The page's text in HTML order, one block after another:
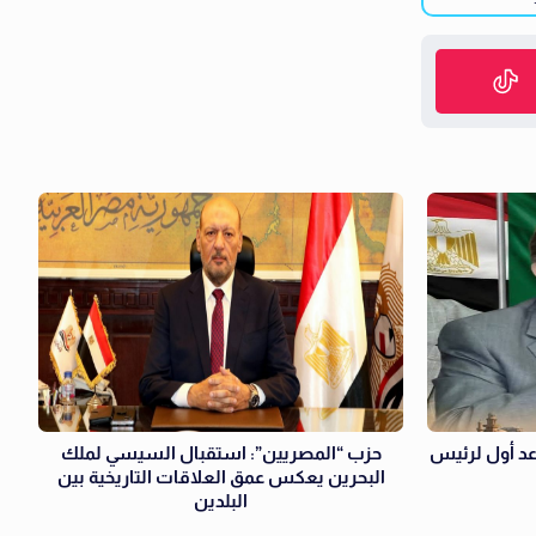
أول لرئيس
حزب “المصريين”: استقبال السيسي لملك
البحرين يعكس عمق العلاقات التاريخية بين
البلدين